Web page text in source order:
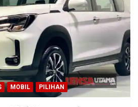
MOBIL PILIHAN